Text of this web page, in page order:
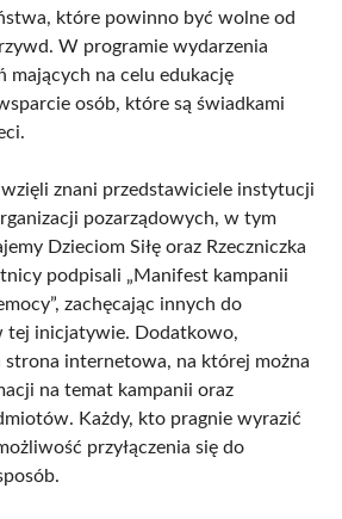
które powinno być wolne od
W programie wydarzenia
mających na celu edukację
osób, które są świadkami
znani przedstawiciele instytucji
pozarządowych, w tym
Dzieciom Siłę oraz Rzeczniczka
podpisali „Manifest kampanii
zachęcając innych do
tej inicjatywie. Dodatkowo,
strona internetowa, na której można
na temat kampanii oraz
Każdy, kto pragnie wyrazić
przyłączenia się do